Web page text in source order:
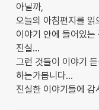
아닐까,
오늘의 아침편지를 읽
이야기 안에 들어있
진실...
그런 것들이 이야기
하는가봅니다...
진실한 이야기들에 감